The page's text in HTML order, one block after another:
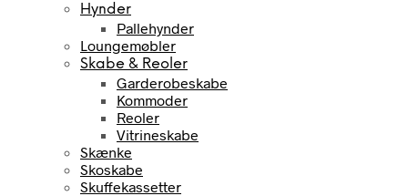
Hynder
Pallehynder
Loungemøbler
Skabe & Reoler
Garderobeskabe
Kommoder
Reoler
Vitrineskabe
Skænke
Skoskabe
Skuffekassetter